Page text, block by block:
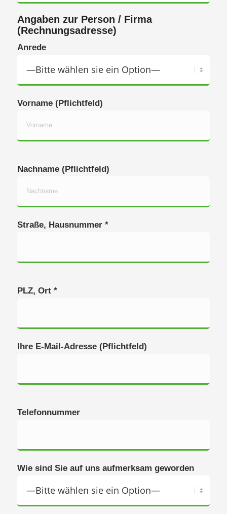
Angaben zur Person / Firma
(Rechnungsadresse)
Anrede
Vorname (Pflichtfeld)
Nachname (Pflichtfeld)
Straße, Hausnummer *
PLZ, Ort *
Ihre E-Mail-Adresse (Pflichtfeld)
Telefonnummer
Wie sind Sie auf uns aufmerksam geworden